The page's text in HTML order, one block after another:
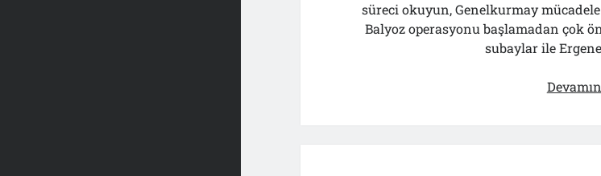
süreci okuyun, Genelkurmay
Balyoz operasyonu başlamadan çok
subaylar ile